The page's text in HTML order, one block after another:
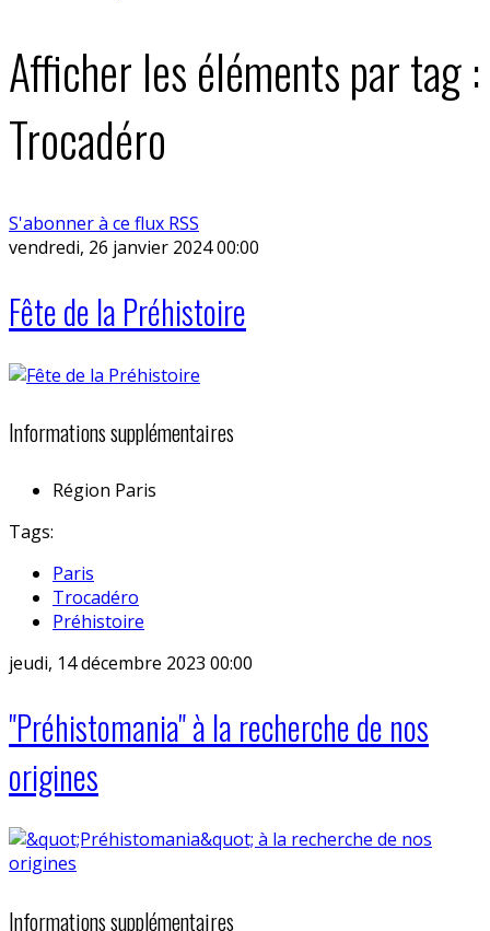
Afficher les éléments par tag :
Trocadéro
S'abonner à ce flux RSS
vendredi, 26 janvier 2024 00:00
Fête de la Préhistoire
Informations supplémentaires
Région Paris
Tags:
Paris
Trocadéro
Préhistoire
jeudi, 14 décembre 2023 00:00
"Préhistomania" à la recherche de nos
origines
Informations supplémentaires